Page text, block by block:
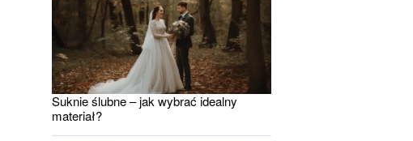
Suknie ślubne – jak wybrać idealny
materiał?